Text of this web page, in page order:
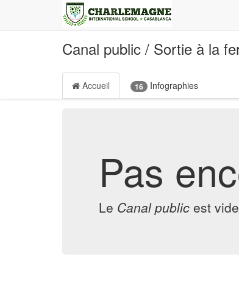
Canal public / Sortie à la
Accueil 16 Infographies
Pas
Le Canal public est